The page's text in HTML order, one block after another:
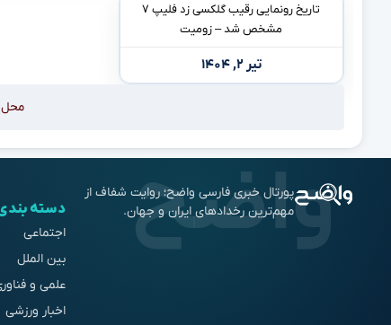
تاریخ رونمایی رقیب گلکسی زد فلیپ ۷
مشخص شد – زومیت
تیر ۲, ۱۴۰۴
محل
پورتال خبری فارسی واضح؛ روایت شفاف از
مهم‌ترین رخدادهای ایران و جهان.
دسته
اجتماعی
بین الملل
علمی و
اخبار ورزشی